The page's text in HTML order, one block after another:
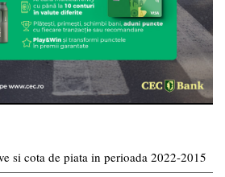
si cota de piata in perioada 2022-2015